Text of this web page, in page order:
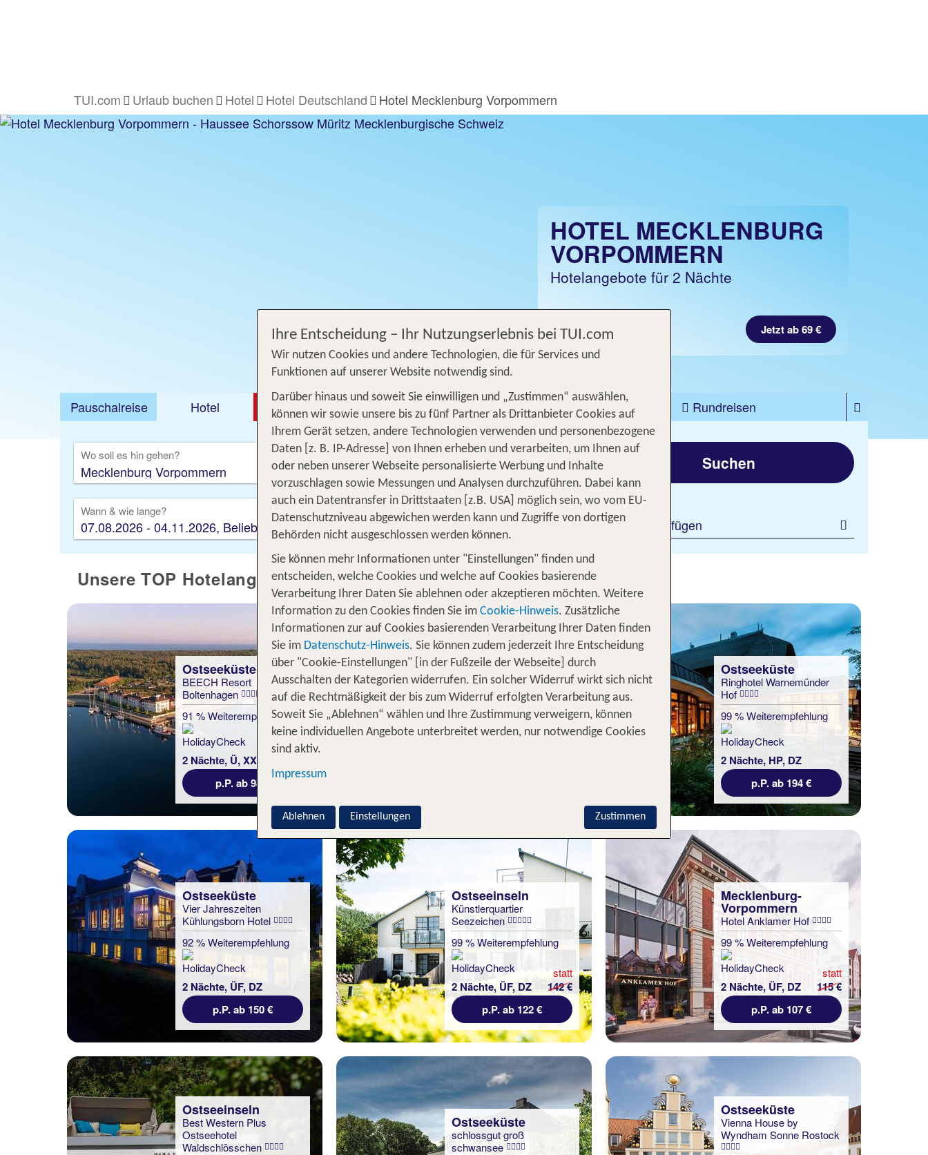
TUI.com Urlaub buchen Hotel Hotel Deutschland Hotel Mecklenburg Vorpommern
HOTEL MECKLENBURG
VORPOMMERN
Hotelangebote für 2 Nächte
Jetzt ab 69 €
Pauschalreise Hotel DEALS Flug Ferienhaus Mietwagen Kreuzfahrten
Rundreisen
Ausflüge
Camper Privattransfer Zusatzleistungen
Wo soll es hin gehen?
Flug hinzufügen
Wann & wie lange?
07.08.2026 - 04.11.2026, Beliebig
Wer reist mit?
2 Erwachsene
Suchen
Filter hinzufügen
Unsere TOP Hotelangebote für 2 Nächte Mecklenburg-Vorpommern
Ostseeküste
BEECH Resort
Boltenhagen
91 % Weiterempfehlung
2 Nächte, Ü, XX
p.P. ab 98 €
Ostseeküste
Pentahotel Rostock
90 % Weiterempfehlung
Ostseeküste
Ringhotel Warnemünder
Hof
99 % Weiterempfehlung
2 Nächte, HP, DZ
p.P. ab 194 €
Ostseeküste
Vier Jahreszeiten
Kühlungsborn Hotel
92 % Weiterempfehlung
2 Nächte, ÜF, DZ
p.P. ab 150 €
Ostseeinseln
Künstlerquartier
Seezeichen
99 % Weiterempfehlung
2 Nächte, ÜF, DZ
statt
142 €
p.P. ab 122 €
Mecklenburg-
Vorpommern
Hotel Anklamer Hof
99 % Weiterempfehlung
2 Nächte, ÜF, DZ
statt
115 €
p.P. ab 107 €
Ostseeinseln
Best Western Plus
Ostseehotel
Waldschlösschen
Ostseeküste
schlossgut groß
schwansee
Ostseeküste
Vienna House by
Wyndham Sonne Rostock
Ihre Entscheidung – Ihr Nutzungserlebnis bei TUI.com
Wir nutzen Cookies und andere Technologien, die für Services und
Funktionen auf unserer Website notwendig sind.
Darüber hinaus und soweit Sie einwilligen und „Zustimmen“ auswählen,
können wir sowie unsere bis zu fünf Partner als Drittanbieter Cookies auf
Ihrem Gerät setzen, andere Technologien verwenden und personenbezogene
Daten [z. B. IP-Adresse] von Ihnen erheben und verarbeiten, um Ihnen auf
oder neben unserer Webseite personalisierte Werbung und Inhalte
vorzuschlagen sowie Messungen und Analysen durchzuführen. Dabei kann
auch ein Datentransfer in Drittstaaten [z.B. USA] möglich sein, wo vom EU-
Datenschutzniveau abgewichen werden kann und Zugriffe von dortigen
Behörden nicht ausgeschlossen werden können.
Sie können mehr Informationen unter "Einstellungen" finden und
entscheiden, welche Cookies und welche auf Cookies basierende
Verarbeitung Ihrer Daten Sie ablehnen oder akzeptieren möchten. Weitere
Information zu den Cookies finden Sie im Cookie-Hinweis. Zusätzliche
Informationen zur auf Cookies basierenden Verarbeitung Ihrer Daten finden
Sie im Datenschutz-Hinweis. Sie können zudem jederzeit Ihre Entscheidung
über "Cookie-Einstellungen" [in der Fußzeile der Webseite] durch
Ausschalten der Kategorien widerrufen. Ein solcher Widerruf wirkt sich nicht
auf die Rechtmäßigkeit der bis zum Widerruf erfolgten Verarbeitung aus.
Soweit Sie „Ablehnen“ wählen und Ihre Zustimmung verweigern, können
keine individuellen Angebote unterbreitet werden, nur notwendige Cookies
sind aktiv.
Impressum
Zustimmen
Ablehnen Einstellungen